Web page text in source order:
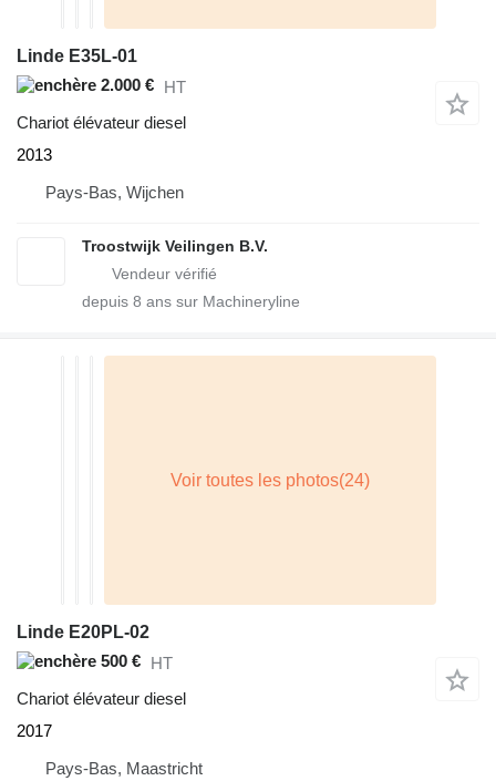
Linde E35L-01
2.000 € HT
Chariot élévateur diesel
2013
Pays-Bas, Wijchen
Troostwijk Veilingen B.V.
depuis 8 ans sur Machineryline
Linde E20PL-02
500 € HT
Chariot élévateur diesel
2017
Pays-Bas, Maastricht